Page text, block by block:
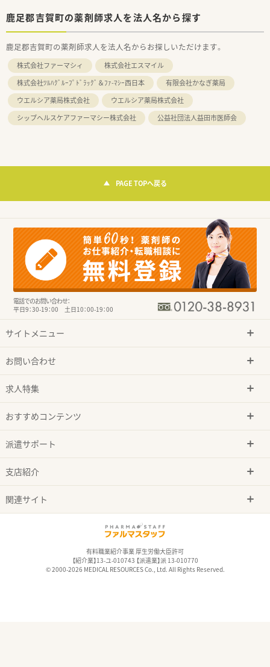
鹿足郡吉賀町の薬剤師求人を法人名から探す
鹿足郡吉賀町の薬剤師求人を法人名からお探しいただけます。
株式会社ファーマシィ
株式会社エスマイル
株式会社ﾂﾙﾊｸﾞﾙｰﾌﾟﾄﾞﾗｯｸﾞ＆ﾌｧ-ﾏｼｰ西日本
有限会社かなぎ薬局
ウエルシア薬局株式会社
ウエルシア薬局株式会社
シップヘルスケアファーマシー株式会社
公益社団法人益田市医師会
PAGE TOPへ戻る
電話でのお問い合わせ：
平日9：30-19：00 土日10：00-19：00
サイトメニュー
お問い合わせ
求人特集
おすすめコンテンツ
派遣サポート
支店紹介
関連サイト
有料職業紹介事業 厚生労働大臣許可
【紹介業】13-ユ-010743 【派遣業】派 13-010770
© 2000-2026 MEDICAL RESOURCES Co., Ltd. All Rights Reserved.